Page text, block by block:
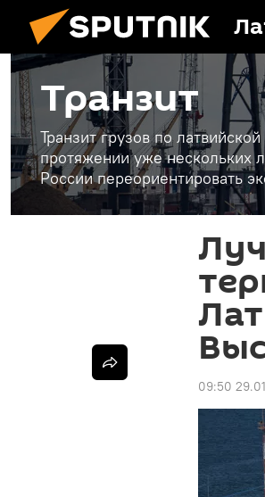
Транзит
Транзит грузов по
протяжении уже нескольких
России переориентировать
09:50